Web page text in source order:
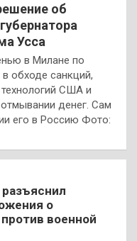
об
Усса
в Милане по
обходе санкций,
США и
денег. Сам
его в Россию Фото:
о
военной